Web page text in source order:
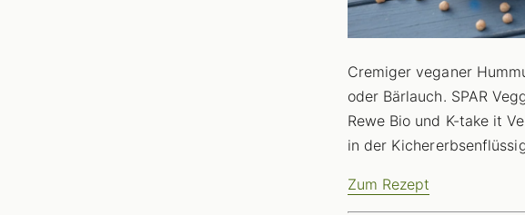
Cremiger veganer
oder Bärlauch. SPAR
Rewe Bio und K-take it
in der
Zum Rezept